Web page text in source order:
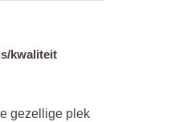
kwaliteit
gezellige plek